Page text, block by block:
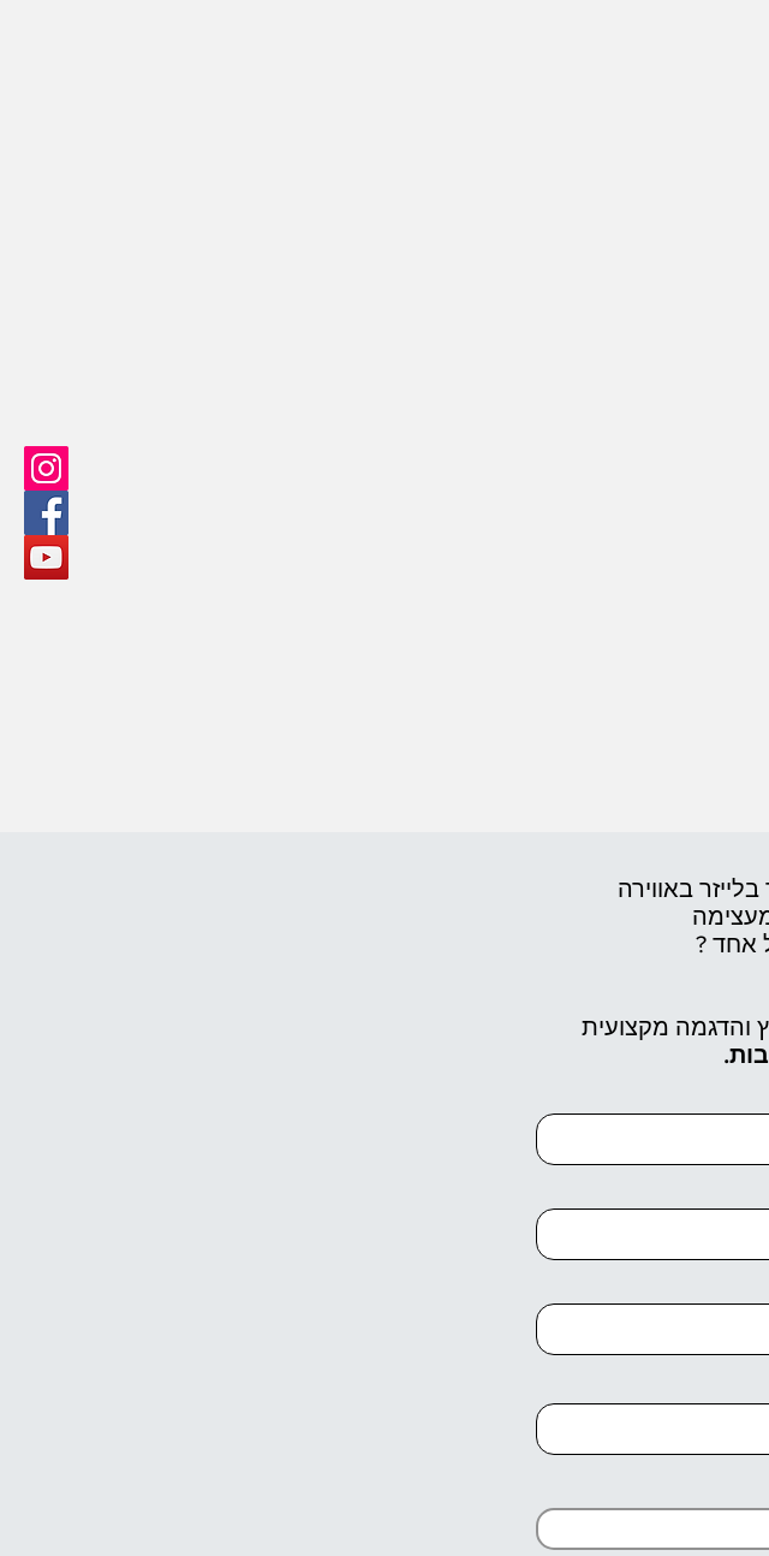
באווירה
אחד ?
והדגמה מקצועית